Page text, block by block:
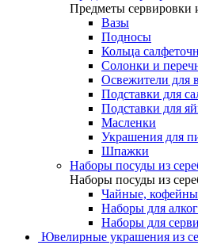
Предметы сервировки
Вазы
Подносы
Кольца
Солонки и
Освежители для
Подставки для
Подставки для
Масленки
Украшения для
Шпажки
Наборы посуды из
Наборы посуды из
Чайные,
Наборы для
Наборы для
Ювелирные украшения из